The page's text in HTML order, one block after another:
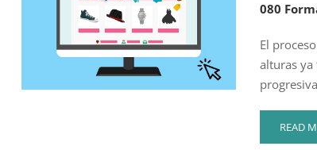
EL
DE
Y
080
El
alturas
READ
MORE
READ